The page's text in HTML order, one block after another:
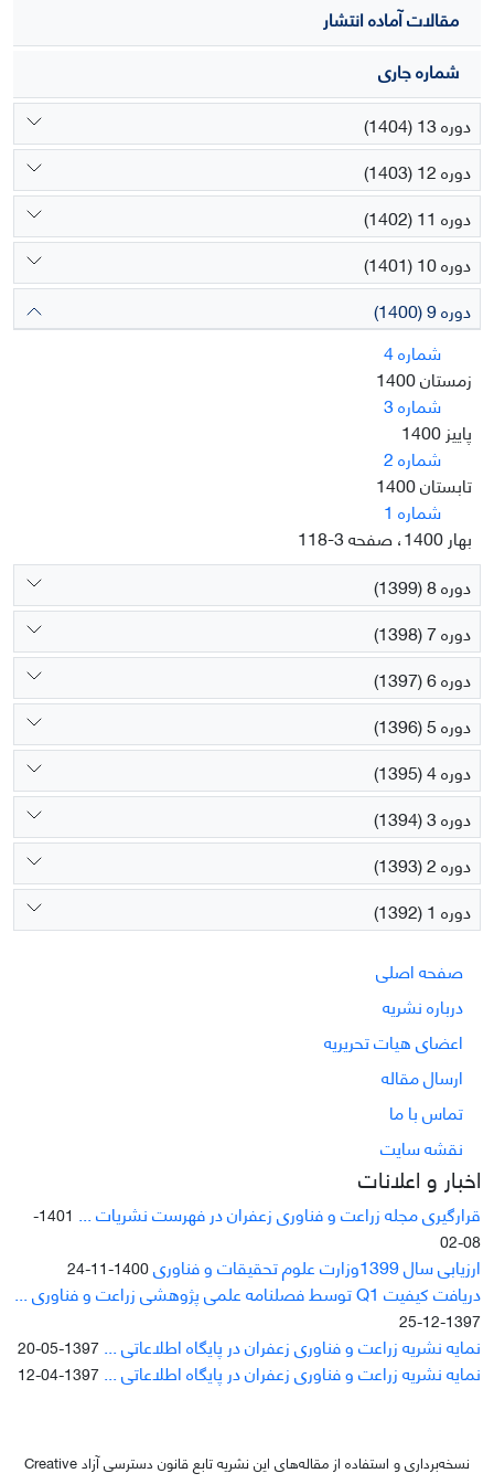
مقالات آماده انتشار
شماره جاری
دوره 13 (1404)
دوره 12 (1403)
دوره 11 (1402)
دوره 10 (1401)
دوره 9 (1400)
شماره 4
زمستان 1400
شماره 3
پاییز 1400
شماره 2
تابستان 1400
شماره 1
بهار 1400، صفحه 3-118
دوره 8 (1399)
دوره 7 (1398)
دوره 6 (1397)
دوره 5 (1396)
دوره 4 (1395)
دوره 3 (1394)
دوره 2 (1393)
دوره 1 (1392)
صفحه اصلی
درباره نشریه
اعضای هیات تحریریه
ارسال مقاله
تماس با ما
نقشه سایت
اخبار و اعلانات
قرارگیری مجله زراعت و فناوری زعفران در فهرست نشریات ...
1401-
08-02
ارزیابی سال 1399وزارت علوم تحقیقات و فناوری 1400-11-24
دریافت کیفیت Q1 توسط فصلنامه علمی پژوهشی زراعت و فناوری ...
1397-12-25
نمایه نشریه زراعت و فناوری زعفران در پایگاه اطلاعاتی ... 1397-05-20
نمایه نشریه زراعت و فناوری زعفران در پایگاه اطلاعاتی ... 1397-04-12
نسخه‌برداری و استفاده از مقاله‌های این نشریه تابع قانون دسترسی آزاد Creative